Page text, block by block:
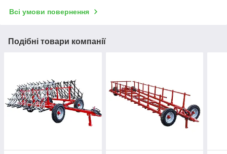
Всі умови повернення
Подібні товари компанії